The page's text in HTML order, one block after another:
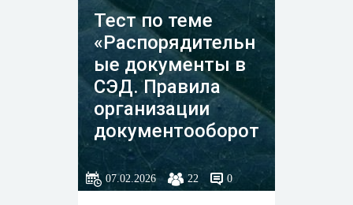
Тест по теме
«Распорядительн
ые документы в
СЭД. Правила
организации
документооборот
а с приказами»
07.02.2026 22 0